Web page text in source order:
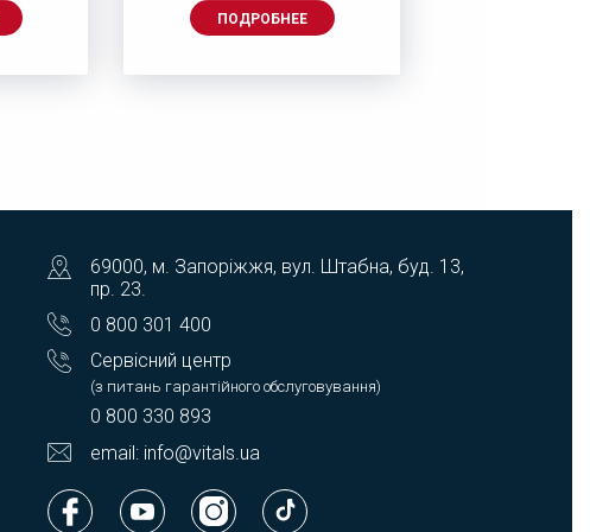
ПОДРОБНЕЕ
69000, м. Запоріжжя, вул. Штабна, буд. 13,
пр. 23.
0 800 301 400
Сервісний центр
(з питань гарантійного обслуговування)
0 800 330 893
email: info@vitals.ua